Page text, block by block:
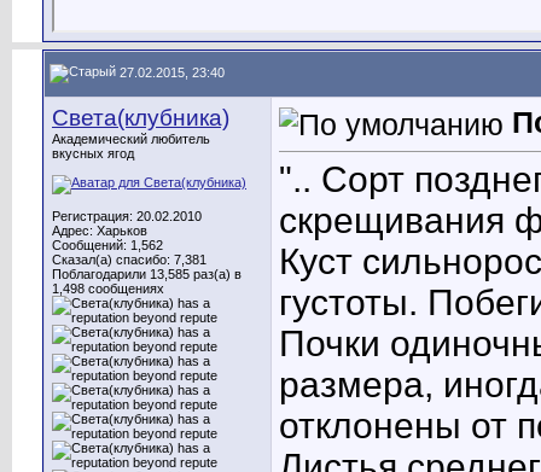
27.02.2015, 23:40
Света(клубника)
Академический любитель
вкусных ягод
Регистрация: 20.02.2010
Адрес: Харьков
Сообщений: 1,562
Сказал(а) спасибо: 7,381
Поблагодарили 13,585 раз(а) в
1,498 сообщениях
".. Сорт
скрещивания
Куст
густоты.
Почки
размера,
отклонены от